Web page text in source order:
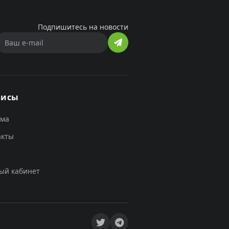
Подпишитесь на новости
кабинет